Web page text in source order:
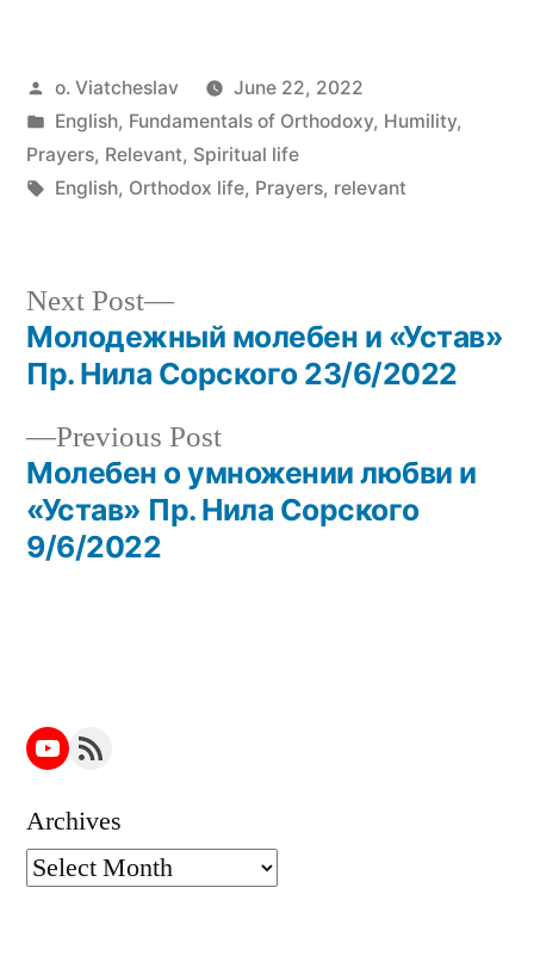
Posted
by
o. Viatcheslav
June 22, 2022
Posted
in
English, Fundamentals of Orthodoxy, Humility,
Prayers, Relevant, Spiritual life
Tags:
English, Orthodox life, Prayers, relevant
Post
navigation
Previous PostPrevious
post:
Молебен о умножении любви и
«Устав» Пр. Нила Сорского
9/6/2022
Next Post
Next
post:
Молодежный молебен и «Устав»
Пр. Нила Сорского 23/6/2022
YouTube RSS Feed
Archives